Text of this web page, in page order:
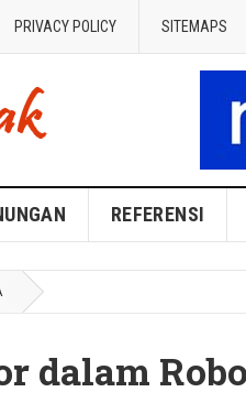
PRIVACY POLICY SITEMAPS
REFERENSI
dalam